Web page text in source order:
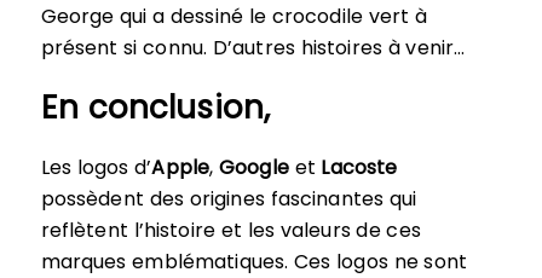
George qui a dessiné le crocodile vert à
présent si connu. D’autres histoires à venir…
En conclusion,
Les logos d’Apple, Googleet Lacoste
possèdent des origines fascinantes qui
reflètent l’histoire et les valeurs de ces
marques emblématiques. Ces logos ne sont